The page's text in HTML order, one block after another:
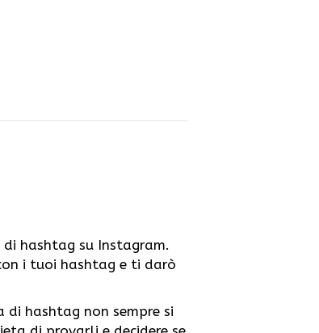
hashtag su Instagram.
i tuoi hashtag e ti darò
di hashtag non sempre si